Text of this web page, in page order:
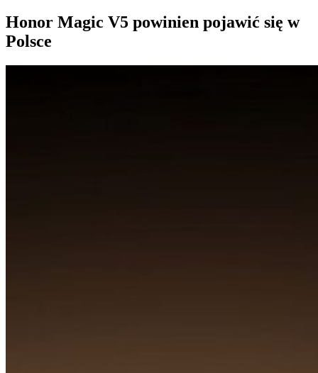
Honor Magic V5 powinien pojawić się w
Polsce